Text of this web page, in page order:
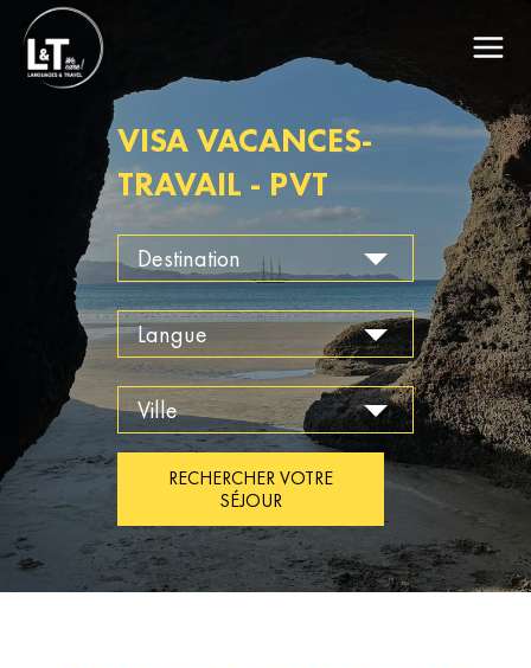
VISA VACANCES-
TRAVAIL - PVT
RECHERCHER VOTRE
SÉJOUR